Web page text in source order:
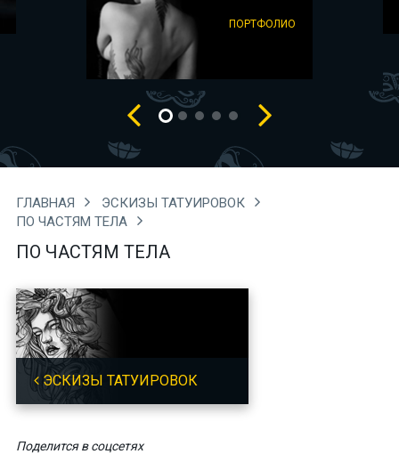
ПОРТФОЛИО
ГЛАВНАЯ
ЭСКИЗЫ ТАТУИРОВОК
ПО ЧАСТЯМ ТЕЛА
ПО ЧАСТЯМ ТЕЛА
ЭСКИЗЫ ТАТУИРОВОК
Поделится в соцсетях